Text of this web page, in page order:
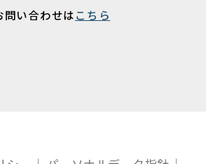
問い合わせはこちら